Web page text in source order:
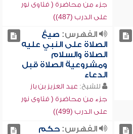
جزء من محاضرة ( فتاوى نور
على الدرب (487))
الفهرس: صيغ
الصلاة على النبي عليه
الصلاة والسلام
ومشروعية الصلاة قبل
الدعاء
للشيخ: عبد العزيز بن باز
جزء من محاضرة ( فتاوى نور
على الدرب (499))
الفهرس:حكم